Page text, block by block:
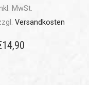
MwSt.
Versandkosten
14,90